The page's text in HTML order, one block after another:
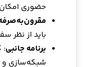
حضوری
باید از نظر
برنامه جانبی:
شبکه‌سازی و